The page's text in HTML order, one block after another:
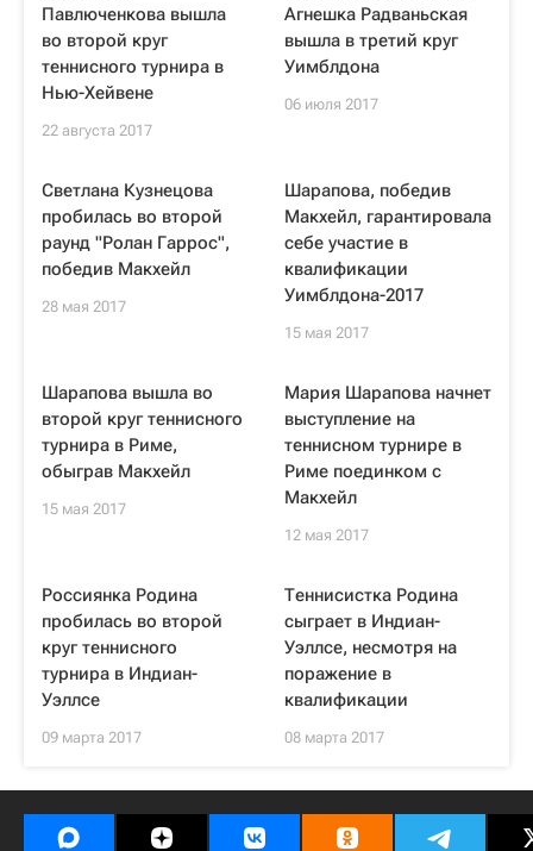
Павлюченкова вышла
во второй круг
теннисного турнира в
Нью-Хейвене
22 августа 2017
Агнешка Радваньская
вышла в третий круг
Уимблдона
06 июля 2017
Светлана Кузнецова
пробилась во второй
раунд "Ролан Гаррос",
победив Макхейл
28 мая 2017
Шарапова, победив
Макхейл, гарантировала
себе участие в
квалификации
Уимблдона-2017
15 мая 2017
Шарапова вышла во
второй круг теннисного
турнира в Риме,
обыграв Макхейл
15 мая 2017
Мария Шарапова начнет
выступление на
теннисном турнире в
Риме поединком с
Макхейл
12 мая 2017
Россиянка Родина
пробилась во второй
круг теннисного
турнира в Индиан-
Уэллсе
09 марта 2017
Теннисистка Родина
сыграет в Индиан-
Уэллсе, несмотря на
поражение в
квалификации
08 марта 2017